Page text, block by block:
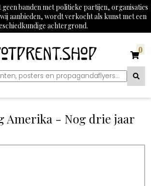
banden met politieke partijen, organisaties
aanbieden, wordt verkocht als kunst met een
achtergrond.
0
Amerika - Nog drie jaar